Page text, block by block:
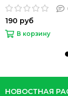
190 руб
В корзину
НОВОСТНАЯ